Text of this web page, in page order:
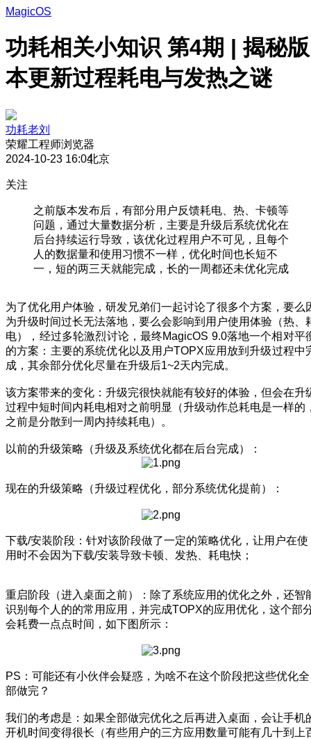
MagicOS
功耗相关小知识 第4期 | 揭秘版
本更新过程耗电与发热之谜
功耗老刘
荣耀工程师浏览器
2024-10-23 16:04北京
关注
之前版本发布后，有部分用户反馈耗电、热、卡顿等
问题，通过大量数据分析，主要是升级后系统优化在
后台持续运行导致，该优化过程用户不可见，且每个
人的数据量和使用习惯不一样，优化时间也长短不
一，短的两三天就能完成，长的一周都还未优化完成
为了优化用户体验，研发兄弟们一起讨论了很多个方案，要么
为升级时间过长无法落地，要么会影响到用户使用体验（热、
电），经过多轮激烈讨论，最终MagicOS 9.0落地一个相对平
的方案：主要的系统优化以及用户TOPX应用放到升级过程中
成，其余部分优化尽量在升级后1~2天内完成。
该方案带来的变化：升级完很快就能有较好的体验，但会在升
过程中短时间内耗电相对之前明显（升级动作总耗电是一样的
之前是分散到一周内持续耗电）。
以前的升级策略（升级及系统优化都在后台完成）：
现在的升级策略（升级过程优化，部分系统优化提前）：
下载/安装阶段：针对该阶段做了一定的策略优化，让用户在使
用时不会因为下载/安装导致卡顿、发热、耗电快；
重启阶段（进入桌面之前）：除了系统应用的优化之外，还智
识别每个人的的常用应用，并完成TOPX的应用优化，这个部
会耗费一点点时间，如下图所示：
PS：可能还有小伙伴会疑惑，为啥不在这个阶段把这些优化全
部做完？
我们的考虑是：如果全部做完优化之后再进入桌面，会让手机
开机时间变得很长（有些用户的三方应用数量可能有几十到上